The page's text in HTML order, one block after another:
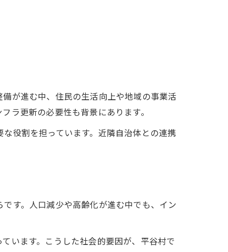
が進む中、住民の生活向上や地域の事業活
ラ更新の必要性も背景にあります。
役割を担っています。近隣自治体との連携
す。人口減少や高齢化が進む中でも、イン
います。こうした社会的要因が、平谷村で